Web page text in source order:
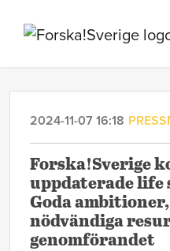
2024-11-07 16:18
Forska!Sverige
uppdaterade life
Goda
nödvändiga
genomförandet